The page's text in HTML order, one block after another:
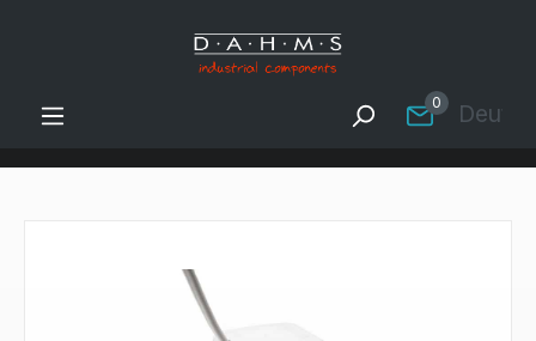
Zum Hauptinhalt springen
0
Bildergalerie überspringen